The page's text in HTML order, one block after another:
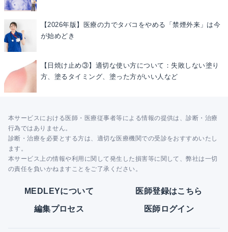
【2026年版】医療の力でタバコをやめる「禁煙外来」は今
が始めどき
【日焼け止め③】適切な使い方について：失敗しない塗り
方、塗るタイミング、塗った方がいい人など
本サービスにおける医師・医療従事者等による情報の提供は、診断・治療
行為ではありません。
診断・治療を必要とする方は、適切な医療機関での受診をおすすめいたし
ます。
本サービス上の情報や利用に関して発生した損害等に関して、弊社は一切
の責任を負いかねますことをご了承ください。
MEDLEYについて 医師登録はこちら
編集プロセス 医師ログイン